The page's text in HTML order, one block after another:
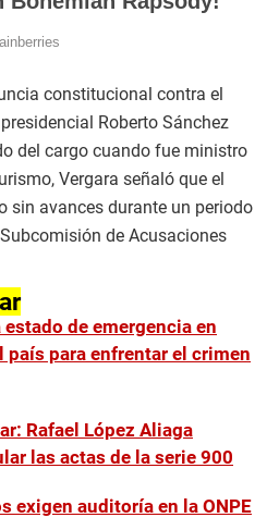
constitucional contra el
Roberto Sánchez
del cargo cuando fue ministro
Vergara señaló que el
sin avances durante un periodo
de Acusaciones
de emergencia en
para enfrentar el crimen
Rafael López Aliaga
las actas de la serie 900
exigen auditoría en la ONPE